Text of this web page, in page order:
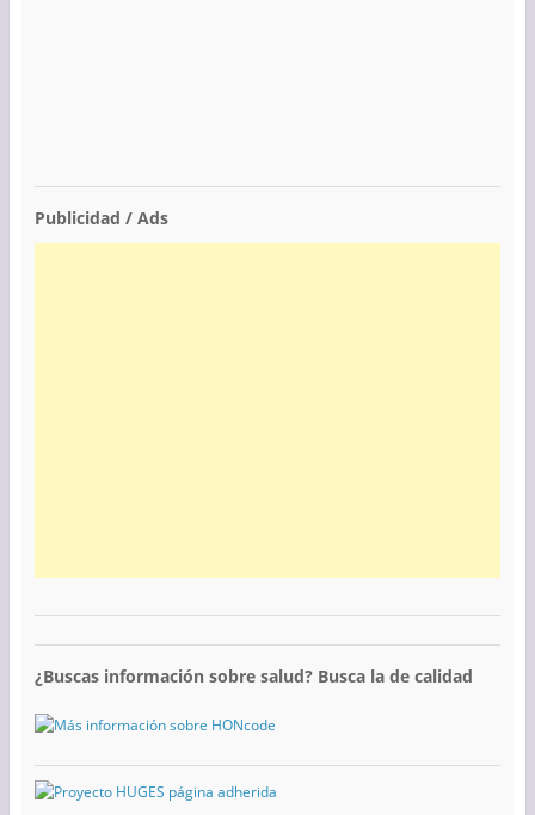
Publicidad / Ads
¿Buscas información sobre salud? Busca la de calidad